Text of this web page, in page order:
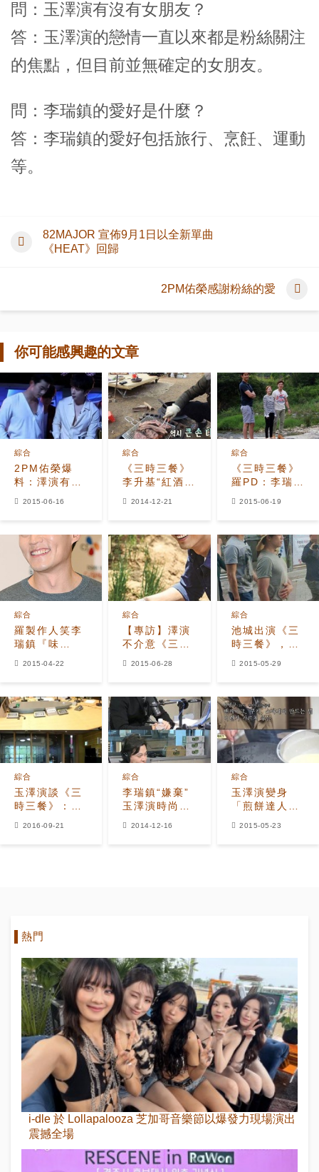
問：玉澤演有沒有女朋友？
答：玉澤演的戀情一直以來都是粉絲關注
的焦點，但目前並無確定的女朋友。
問：李瑞鎮的愛好是什麼？
答：李瑞鎮的愛好包括旅行、烹飪、運動
等。
82MAJOR 宣佈9月1日以全新單曲
《HEAT》回歸
2PM佑榮感謝粉絲的愛
你可能感興趣的文章
2PM佑榮爆
料：澤演有
綜合
2015-06-16
《三時三餐》
李升基“紅酒
綜合
2014-12-21
《三時三餐》
羅PD：李瑞
綜合
2015-06-19
羅製作人笑李
瑞鎮『味
綜合
2015-04-22
【專訪】澤演
不介意《三時
綜合
2015-06-28
池城出演《三
時三餐》，
綜合
2015-05-29
玉澤演談《三
時三餐》：李
綜合
2016-09-21
李瑞鎮“嫌棄”
玉澤演時尚品
綜合
2014-12-16
玉澤演變身
「煎餅達人」
綜合
2015-05-23
熱門
i-dle 於 Lollapalooza 芝加哥音樂節以爆發力現場演出
震撼全場